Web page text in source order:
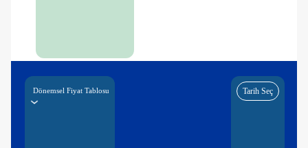
Dönemsel Fiyat Tablosu Tarih Seç